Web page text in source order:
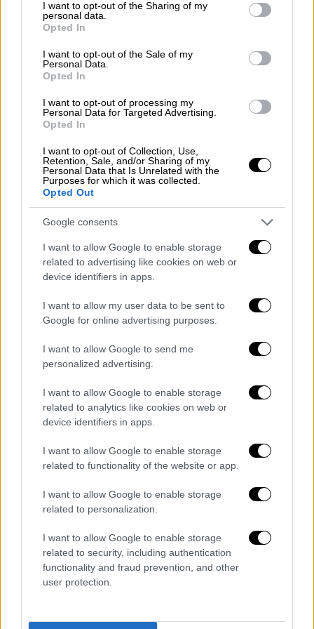
not limited to your visit or usage behaviour. You may click to
grant or deny consent to Google and its third-party tags to
use your data for below specified purposes in below Google
consent section.
I want to opt-out of the Sharing of my
personal data.
Opted In
I want to opt-out of the Sale of my
Personal Data.
Opted In
I want to opt-out of processing my
Personal Data for Targeted Advertising.
Opted In
I want to opt-out of Collection, Use,
Retention, Sale, and/or Sharing of my
Personal Data that Is Unrelated with the
Purposes for which it was collected.
Opted Out
Google consents
I want to allow Google to enable storage
related to advertising like cookies on web or
device identifiers in apps.
I want to allow my user data to be sent to
Google for online advertising purposes.
I want to allow Google to send me
personalized advertising.
I want to allow Google to enable storage
related to analytics like cookies on web or
device identifiers in apps.
I want to allow Google to enable storage
related to functionality of the website or app.
I want to allow Google to enable storage
related to personalization.
I want to allow Google to enable storage
related to security, including authentication
functionality and fraud prevention, and other
user protection.
περιοχή της Νίκαιας, το οποίο
είχε κλείσει
Χρήστου, επειδή είχαν διαπιστωθεί οι ίδιες
συνθήκες φιλοξενίας
γηροκομείο στον Κορυδαλλό το οποίο
σήμερα παρουσιάζει τις τραγικές αυτές
συνθήκες.
Αξιοσημείωτο είναι ότι σήμερα ο
του ιδιωτικού γηροκομείου στον Κορυδαλλό
έχει εξαφανιστεί
και, μάλιστα, οι ελεγκτές
της Περιφέρειας χρειάστηκε να
λουκέτομε το οποίο είχε σφραγισθεί το
γηροκομείο για να μπούνε μέσα και να
διαπιστώσουν τις συνθήκες νοσηλείας.
έλεγχοιαπό την Περιφέρεια Αττικής
από τότε οιηλικιωμένοι παραμένουν στην
ίδια άθλια κατάστασημέσα στο γηροκομείο
του Κορυδαλλού. Πηγές του ethnos.gr
σημειώνουν ότι υπήρξανκαταγγελίες
Περιφέρεια για περιστατικά ψώρας στους
ηλικιωμένους, γι' αυτό και
πραγματοποιήθηκε ο έλεγχος, ενώ στη δομή
εντοπίζοντας τουλάχιστονπέντε τροφίμους
με σημάδια ψώρας.
Αξίζει να σημειωθεί ότι δόθηκε εισαγγελική
εντολή και έτσι μπόρεσαν οι ελεγκτές της
Περιφέρειας να μπούνε στη δομή.